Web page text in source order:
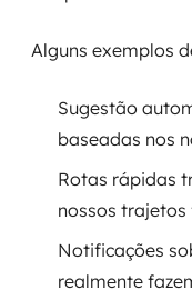
Alguns exemplos
Sugestão
baseadas nos
Rotas rápidas
nossos trajetos
Notificações
realmente